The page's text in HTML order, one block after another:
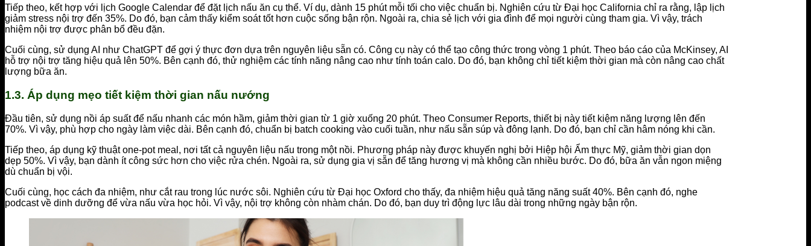
Tiếp theo, kết hợp với lịch Google Calendar để đặt lịch nấu ăn cụ thể. Ví dụ, dành 15 phút mỗi tối cho việc chuẩn bị. Nghiên cứu từ Đại học California chỉ ra rằng, lập lịch
giảm stress nội trợ đến 35%. Do đó, bạn cảm thấy kiểm soát tốt hơn cuộc sống bận rộn. Ngoài ra, chia sẻ lịch với gia đình để mọi người cùng tham gia. Vì vậy, trách
nhiệm nội trợ được phân bổ đều đặn.
Cuối cùng, sử dụng AI như ChatGPT để gợi ý thực đơn dựa trên nguyên liệu sẵn có. Công cụ này có thể tạo công thức trong vòng 1 phút. Theo báo cáo của McKinsey, AI
hỗ trợ nội trợ tăng hiệu quả lên 50%. Bên cạnh đó, thử nghiệm các tính năng nâng cao như tính toán calo. Do đó, bạn không chỉ tiết kiệm thời gian mà còn nâng cao chất
lượng bữa ăn.
1.3. Áp dụng mẹo tiết kiệm thời gian nấu nướng
Đầu tiên, sử dụng nồi áp suất để nấu nhanh các món hầm, giảm thời gian từ 1 giờ xuống 20 phút. Theo Consumer Reports, thiết bị này tiết kiệm năng lượng lên đến
70%. Vì vậy, phù hợp cho ngày làm việc dài. Bên cạnh đó, chuẩn bị batch cooking vào cuối tuần, như nấu sẵn súp và đông lạnh. Do đó, bạn chỉ cần hâm nóng khi cần.
Tiếp theo, áp dụng kỹ thuật one-pot meal, nơi tất cả nguyên liệu nấu trong một nồi. Phương pháp này được khuyến nghị bởi Hiệp hội Ẩm thực Mỹ, giảm thời gian dọn
dẹp 50%. Vì vậy, bạn dành ít công sức hơn cho việc rửa chén. Ngoài ra, sử dụng gia vị sẵn để tăng hương vị mà không cần nhiều bước. Do đó, bữa ăn vẫn ngon miệng
dù chuẩn bị vội.
Cuối cùng, học cách đa nhiệm, như cắt rau trong lúc nước sôi. Nghiên cứu từ Đại học Oxford cho thấy, đa nhiệm hiệu quả tăng năng suất 40%. Bên cạnh đó, nghe
podcast về dinh dưỡng để vừa nấu vừa học hỏi. Vì vậy, nội trợ không còn nhàm chán. Do đó, bạn duy trì động lực lâu dài trong những ngày bận rộn.